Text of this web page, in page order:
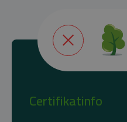
Certifikatinfo